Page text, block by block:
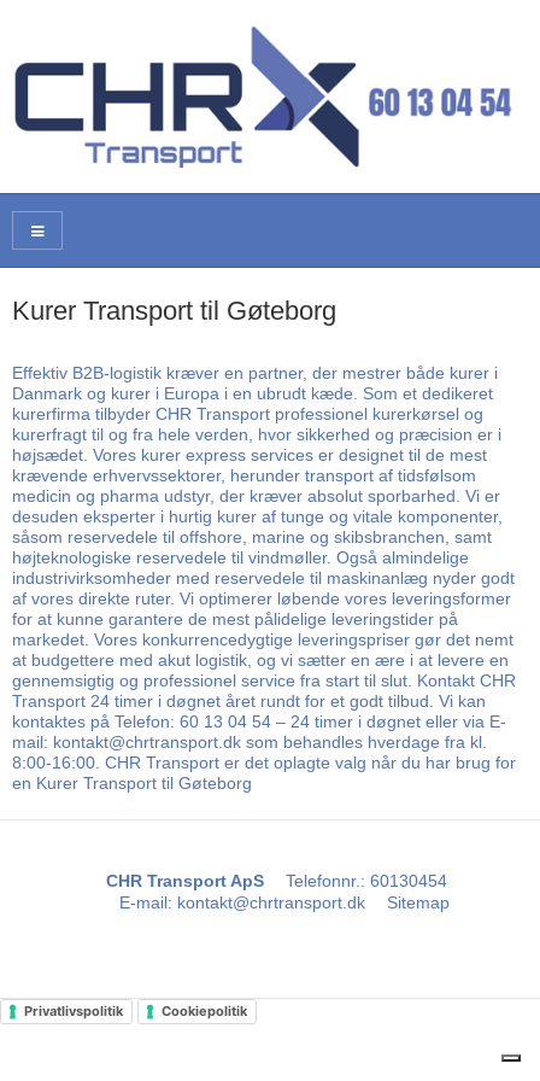
Kurer Transport til Gøteborg
Effektiv B2B-logistik kræver en partner, der mestrer både kurer i
Danmark og kurer i Europa i en ubrudt kæde. Som et dedikeret
kurerfirma tilbyder CHR Transport professionel kurerkørsel og
kurerfragt til og fra hele verden, hvor sikkerhed og præcision er i
højsædet. Vores kurer express services er designet til de mest
krævende erhvervssektorer, herunder transport af tidsfølsom
medicin og pharma udstyr, der kræver absolut sporbarhed. Vi er
desuden eksperter i hurtig kurer af tunge og vitale komponenter,
såsom reservedele til offshore, marine og skibsbranchen, samt
højteknologiske reservedele til vindmøller. Også almindelige
industrivirksomheder med reservedele til maskinanlæg nyder godt
af vores direkte ruter. Vi optimerer løbende vores leveringsformer
for at kunne garantere de mest pålidelige leveringstider på
markedet. Vores konkurrencedygtige leveringspriser gør det nemt
at budgettere med akut logistik, og vi sætter en ære i at levere en
gennemsigtig og professionel service fra start til slut. Kontakt CHR
Transport 24 timer i døgnet året rundt for et godt tilbud. Vi kan
kontaktes på Telefon: 60 13 04 54 – 24 timer i døgnet eller via E-
mail: kontakt@chrtransport.dk som behandles hverdage fra kl.
8:00-16:00. CHR Transport er det oplagte valg når du har brug for
en Kurer Transport til Gøteborg
CHR Transport ApS Telefonnr.: 60130454
E-mail: kontakt@chrtransport.dk Sitemap
Privatlivspolitik Cookiepolitik